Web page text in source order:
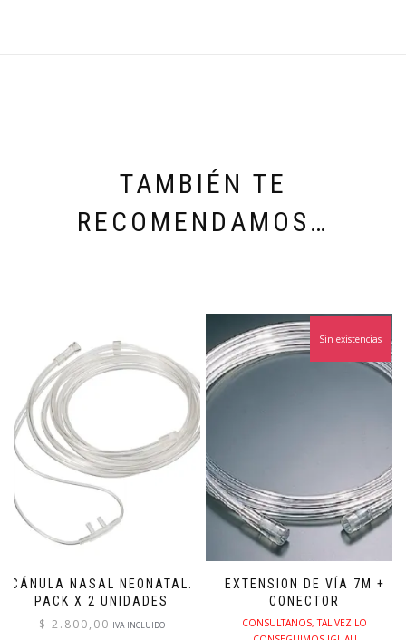
TAMBIÉN TE
RECOMENDAMOS…
CÁNULA NASAL NEONATAL.
PACK X 2 UNIDADES
$ 2.800,00 IVA INCLUIDO
EXTENSION DE VÍA 7M +
CONECTOR
Sin existencias
CONSULTANOS, TAL VEZ LO